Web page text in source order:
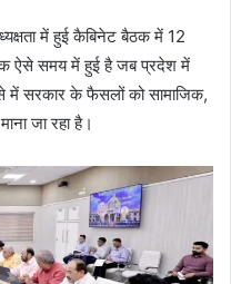
में हुई कैबिनेट बैठक में 12
ऐसे समय में हुई है जब प्रदेश में
में सरकार के फैसलों को सामाजिक,
जा रहा है।